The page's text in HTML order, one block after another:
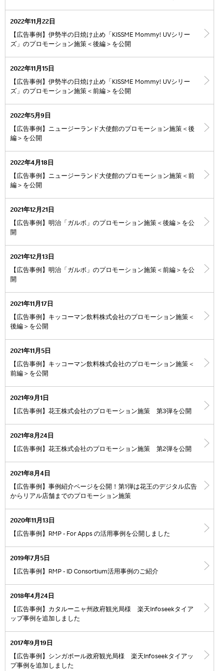
2022年11月22日
【広告事例】伊勢半の日焼け止め「KISSME Mommy! UVシリー
ズ」のプロモーション施策＜後編＞を公開
2022年11月15日
【広告事例】伊勢半の日焼け止め「KISSME Mommy! UVシリー
ズ」のプロモーション施策＜前編＞を公開
2022年5月9日
【広告事例】ニュージーランド大使館のプロモーション施策＜後
編＞を公開
2022年4月18日
【広告事例】ニュージーランド大使館のプロモーション施策＜前
編＞を公開
2021年12月21日
【広告事例】明治「ガルボ」のプロモーション施策＜後編＞を公
開
2021年12月13日
【広告事例】明治「ガルボ」のプロモーション施策＜前編＞を公
開
2021年11月17日
【広告事例】キッコーマン飲料株式会社のプロモーション施策＜
後編＞を公開
2021年11月5日
【広告事例】キッコーマン飲料株式会社のプロモーション施策＜
前編＞を公開
2021年9月1日
【広告事例】花王株式会社のプロモーション施策 第3弾を公開
2021年8月24日
【広告事例】花王株式会社のプロモーション施策 第2弾を公開
2021年8月4日
【広告事例】事例紹介ページを公開！第1弾は花王のデジタル広告
からリアル店舗までのプロモーション施策
2020年11月13日
【広告事例】RMP - For Apps の活用事例を公開しました
2019年7月5日
【広告事例】RMP - ID Consortium活用事例のご紹介
2018年4月24日
【広告事例】カタルーニャ州政府観光局様 楽天Infoseekタイア
ップ事例を追加しました
2017年9月19日
【広告事例】シンガポール政府観光局様 楽天Infoseekタイアッ
プ事例を追加しました